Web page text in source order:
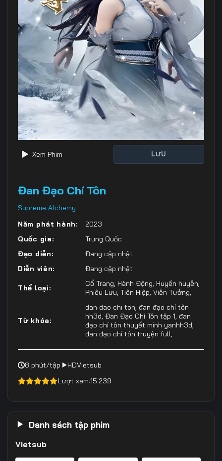
Xem Phim LƯU
Đan Đạo Chí Tôn
Supreme Alchemy
Năm phát hành:
2023
Quốc gia:
Trung Quốc
Đạo diễn:
Đang cập nhật
Diễn viên:
Đang cập nhật
Thể loại: Cổ Trang, Hành Động, Huyền huyễn,
Phiêu Lưu, Tiên Hiệp, Viễn Tưởng,
Từ khóa:
dan dao chi ton, đan đạo chí tôn
hh3d, Đan Đạo Chí Tôn tập 1, đan
đạo chí tôn thuyết minh yanhh3d,
đan đạo chí tôn truyện full,
8 phút/tập HDVietsub
5
Lượt xem:15.239
Danh sách tập phim
Vietsub